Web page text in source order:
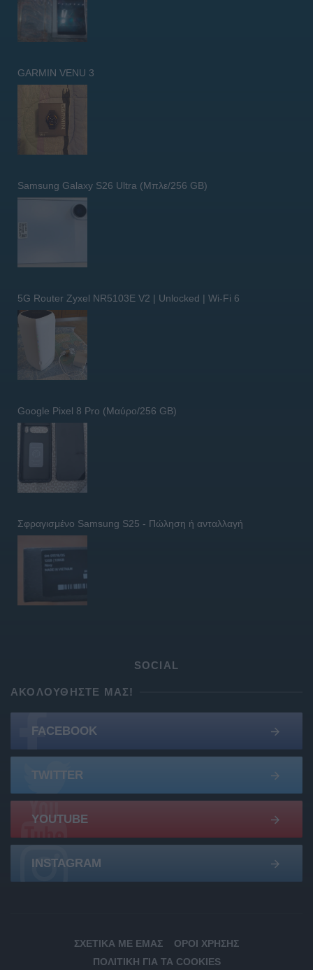
GARMIN VENU 3
Samsung Galaxy S26 Ultra (Μπλε/256 GB)
5G Router Zyxel NR5103E V2 | Unlocked | Wi-Fi 6
Google Pixel 8 Pro (Μαύρο/256 GB)
Σφραγισμένο Samsung S25 - Πώληση ή ανταλλαγή
SOCIAL
ΑΚΟΛΟΥΘΉΣΤΕ ΜΑΣ!
FACEBOOK
TWITTER
YOUTUBE
INSTAGRAM
ΣΧΕΤΙΚΆ ΜΕ ΕΜΆΣ
ΌΡΟΙ ΧΡΉΣΗΣ
ΠΟΛΙΤΙΚΉ ΓΙΑ ΤΑ COOKIES